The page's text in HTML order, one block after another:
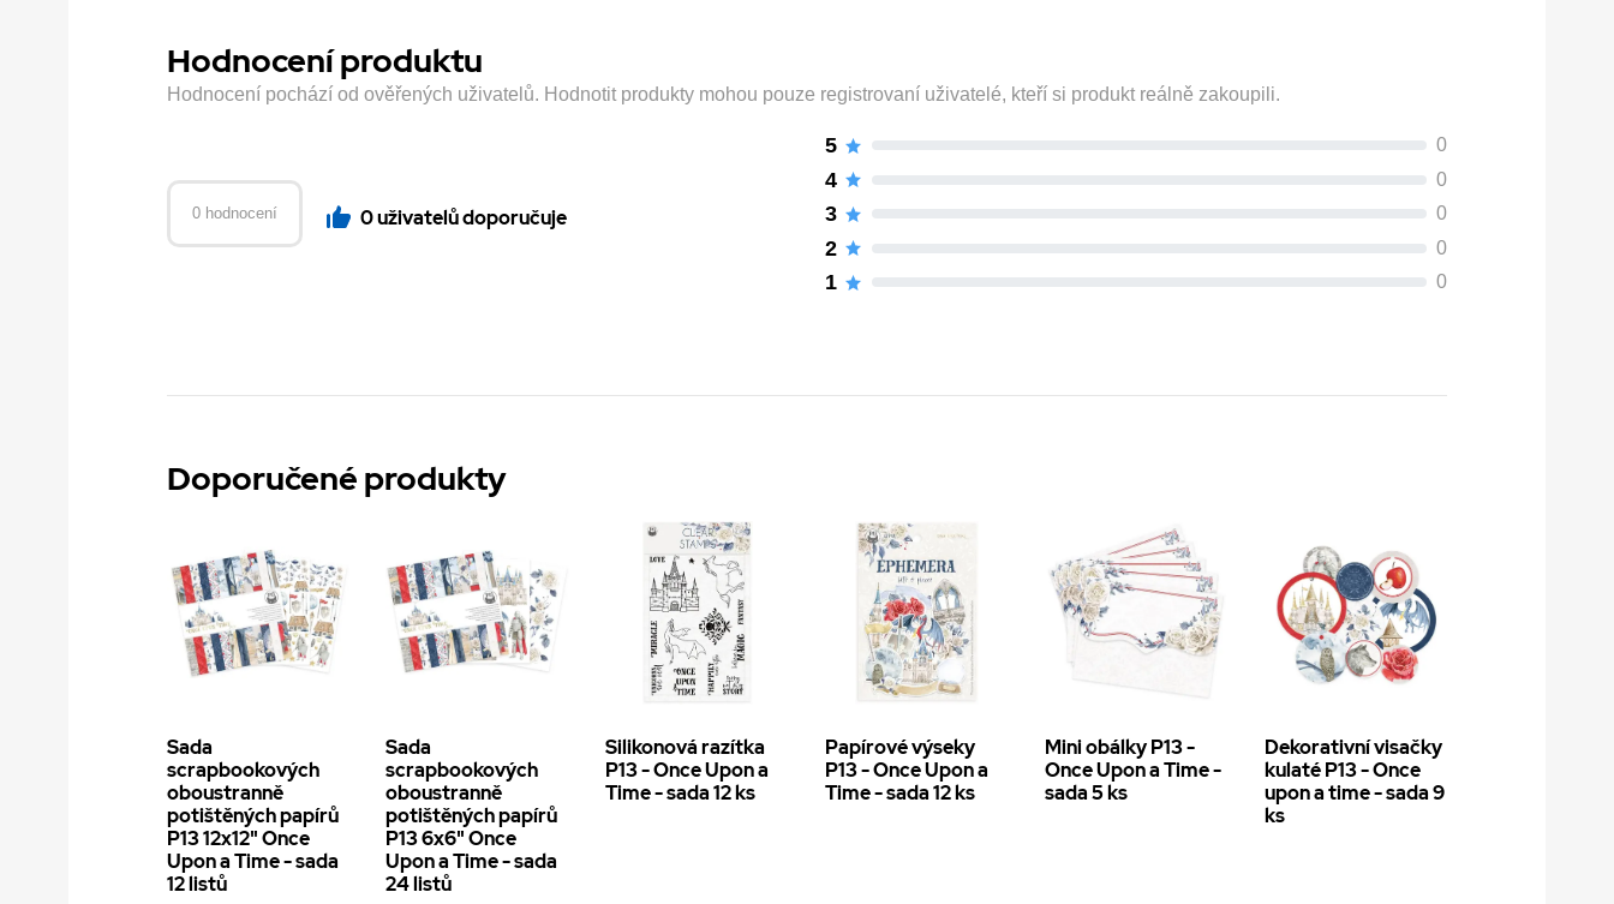
Hodnocení produktu
Hodnocení pochází od ověřených uživatelů. Hodnotit produkty mohou pouze registrovaní uživatelé, kteří si produkt reálně zakoupili.
0 hodnocení 0 uživatelů doporučuje
5 0
4 0
3 0
2 0
1 0
Doporučené produkty
Sada
scrapbookových
oboustranně
potištěných papírů
P13 12x12" Once
Upon a Time - sada
12 listů
Sada
scrapbookových
oboustranně
potištěných papírů
P13 6x6" Once
Upon a Time - sada
24 listů
Silikonová razítka
P13 - Once Upon a
Time - sada 12 ks
Papírové výseky
P13 - Once Upon a
Time - sada 12 ks
Mini obálky P13 -
Once Upon a Time -
sada 5 ks
Dekorativní visačky
kulaté P13 - Once
upon a time - sada 9
ks